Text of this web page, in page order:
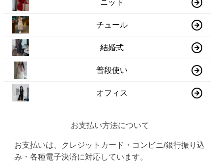
ニット
チュール
結婚式
普段使い
オフィス
お支払い方法について
お支払いは、クレジットカード・コンビニ/銀行振り込
み・各種電子決済に対応しています。